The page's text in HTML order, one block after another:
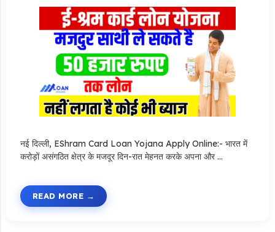
नई दिल्ली, EShram Card Loan Yojana Apply Online:- भारत में
करोड़ों असंगठित क्षेत्र के मजदूर दिन-रात मेहनत करके अपना और …
READ MORE